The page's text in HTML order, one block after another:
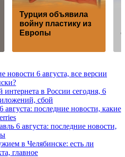
Турция объявила
войну пластику из
Европы
новости 6 августа, все версии
интернета в России сегодня, 6
сбой
последние новости, какие
6 августа: последние новости,
в Челябинске: есть ли
главное